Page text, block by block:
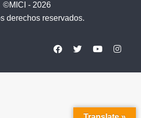
©MICI - 2026
derechos reservados.